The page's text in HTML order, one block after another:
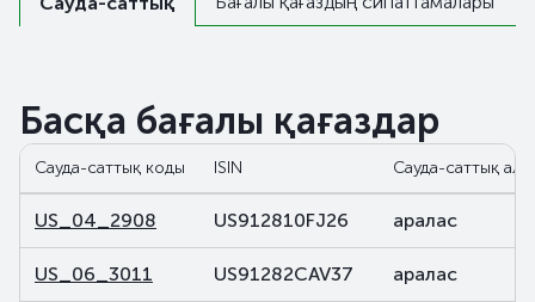
Басқа бағалы қағаздар
Сауда-саттық коды ISIN Сауда-саттық
US_04_2908 US912810FJ26 аралас
US_06_3011 US91282CAV37 аралас